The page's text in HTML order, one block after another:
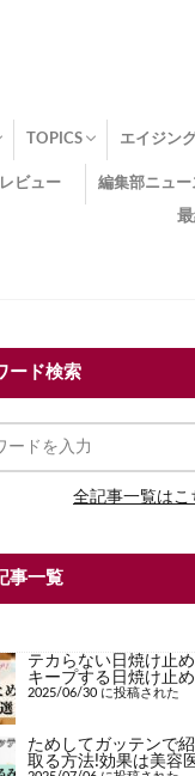
TOPICS
エイジングケア
コラーゲンサプリの効
エイジングケアクイズ
季節別のエイジングケ
幸福とエイジングケア
温活でアンチエイジン
イオン導入
エイジングケア3つのポ
エイジングケアセミナ
エイジングケアトピック
動画でみるエイジングケ
エイジン
ビュー 編集部ニュー
ード検索
全記事一覧はこ
事一覧
テカらない日焼け止
キープする日焼け止
2025/06/30 に投稿された
ためしてガッテンで
取る方法!効果は美容